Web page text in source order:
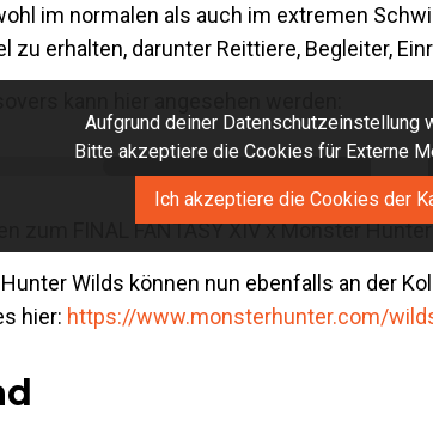
im normalen als auch im extremen
zu erhalten, darunter Reittiere, Begleiter,
Aufgrund deiner Datenschutzeinstellung
Bitte akzeptiere die Cookies für Externe
Ich akzeptiere die Cookies der
zum FINAL FANTASY XIV x Monster
Wilds können nun ebenfalls an der
hier: https://www.monsterhunter.com/